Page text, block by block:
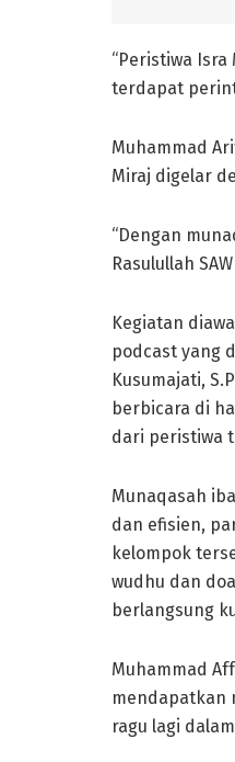
“Peristiwa
terdapat
Muhammad
Miraj digelar
“Dengan
Rasulullah
Kegiatan
podcast yang
Kusumajati,
berbicara di
dari peristiwa
Munaqasah
dan efisien,
kelompok
wudhu dan
berlangsung
Muhammad
mendapatkan
ragu lagi